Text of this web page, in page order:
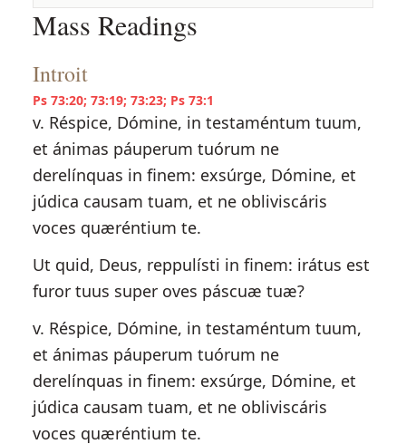
Mass Readings
Introit
Ps 73:20; 73:19; 73:23; Ps 73:1
v. Réspice, Dómine, in testaméntum tuum,
et ánimas páuperum tuórum ne
derelínquas in finem: exsúrge, Dómine, et
júdica causam tuam, et ne obliviscáris
voces quæréntium te.
Ut quid, Deus, reppulísti in finem: irátus est
furor tuus super oves páscuæ tuæ?
v. Réspice, Dómine, in testaméntum tuum,
et ánimas páuperum tuórum ne
derelínquas in finem: exsúrge, Dómine, et
júdica causam tuam, et ne obliviscáris
voces quæréntium te.